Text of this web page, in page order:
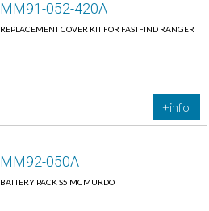
MM91-052-420A
REPLACEMENT COVER KIT FOR FASTFIND RANGER
+info
MM92-050A
BATTERY PACK S5 MCMURDO